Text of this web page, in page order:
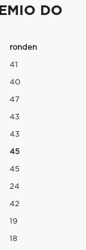
DO
ronden
41
40
47
43
43
45
45
24
42
19
18